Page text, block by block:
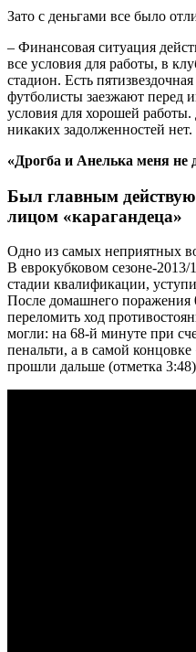
Зато с деньгами все было
– Финансовая ситуация
все условия для работы, в
стадион. Есть
футболисты заезжают перед
условия для хорошей работы.
никаких задолженностей нет.
«Дрогба и Анелька меня не
Был главным
лицом «карагандеца»
Одно из самых неприятных
В еврокубковом сезоне-
стадии квалификации,
После домашнего поражения
переломить ход
могли: на 68-й минуте при
пенальти, а в самой
прошли дальше (отметка